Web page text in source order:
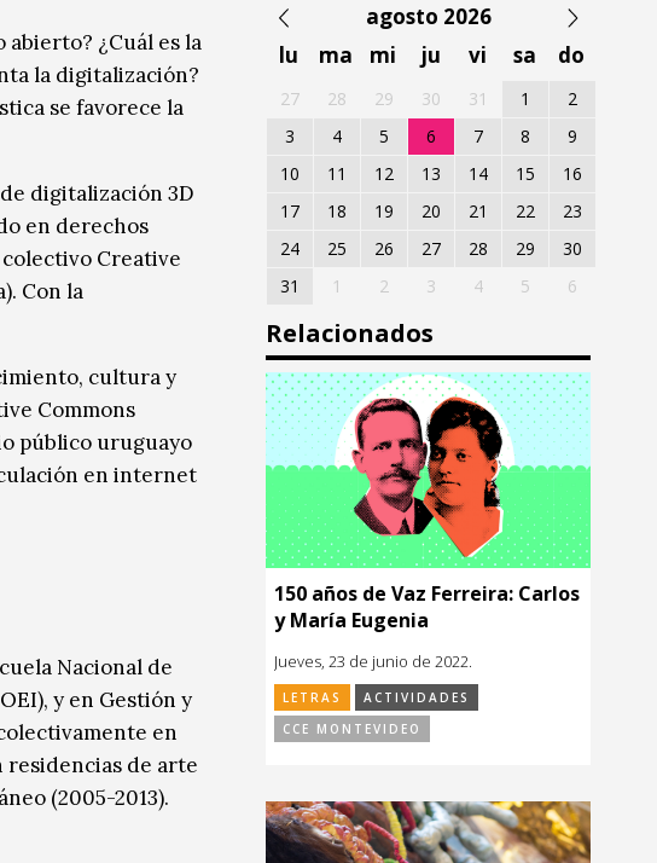
¿Cuál es la
la digitalización?
se favorece la
digitalización 3D
en derechos
Creative
Con la
cultura y
Commons
público uruguayo
en internet
Nacional de
y en Gestión y
en
residencias de arte
(2005-2013).
agosto 2026
lu
ma mi ju vi sa do
27 28 29 30 31 1
2
3
4 5 6 7 8
9
10
11 12 13 14 15
16
17
18 19 20 21 22
23
24
25 26 27 28 29
30
31
1 2 3 4 5 6
Relacionados
150 años de Vaz Ferreira: Carlos
y María Eugenia
Jueves, 23 de junio de 2022.
LETRAS
ACTIVIDADES
CCE MONTEVIDEO